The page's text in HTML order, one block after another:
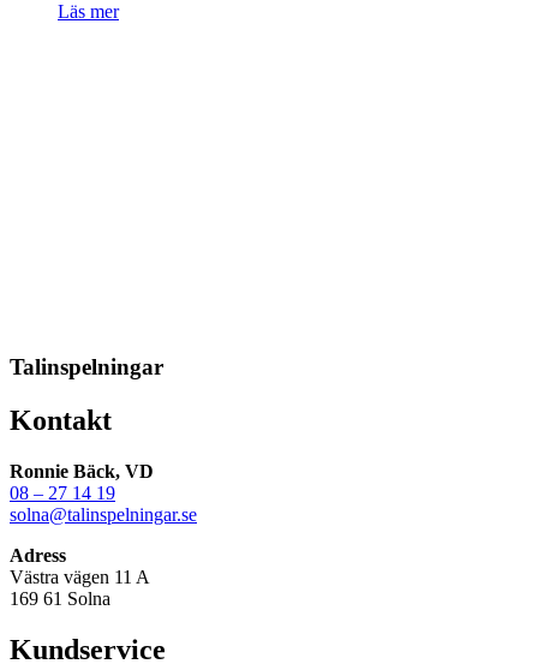
Läs mer
Talinspelningar
Kontakt
Ronnie Bäck, VD
08 – 27 14 19
solna@talinspelningar.se
Adress
Västra vägen 11 A
169 61 Solna
Kundservice